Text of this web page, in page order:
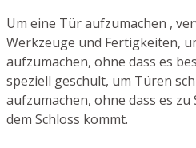
Um eine Tür aufzumachen ,
Werkzeuge und Fertigkeiten,
aufzumachen, ohne dass es
speziell geschult, um Türen
aufzumachen, ohne dass es
dem Schloss kommt.